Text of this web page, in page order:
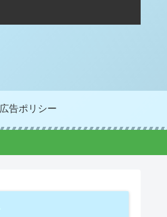
広告ポリシー